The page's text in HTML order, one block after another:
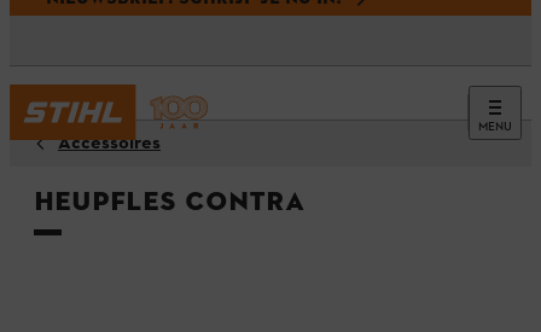
MENU
Accessoires
Heupfles CONTRA